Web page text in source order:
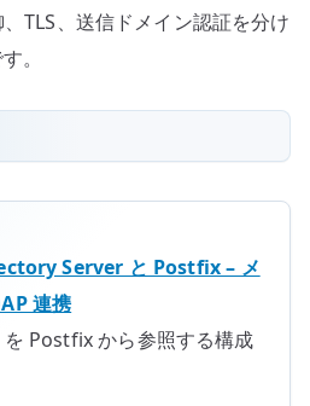
TLS、送信ドメイン認証を分け
。
Server と Postfix – メ
連携
Postfix から参照する構成